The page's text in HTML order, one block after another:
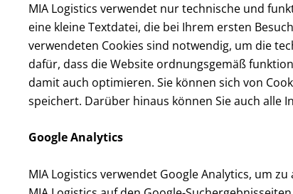
MIA Logistics verwendet nur technische und
eine kleine Textdatei, die bei Ihrem ersten
verwendeten Cookies sind notwendig, um die
dafür, dass die Website ordnungsgemäß
damit auch optimieren. Sie können sich von
speichert. Darüber hinaus können Sie auch alle
Google Analytics
MIA Logistics verwendet Google Analytics, um